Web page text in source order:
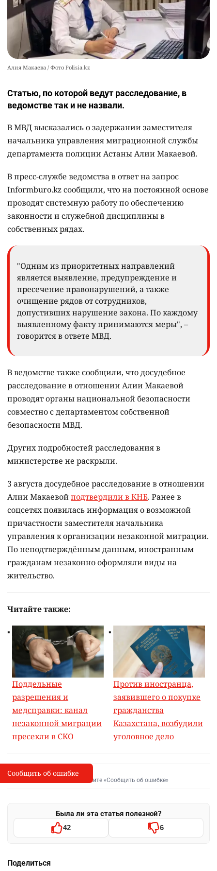
Алия Макаева / Фото Polisia.kz
Статью, по которой ведут расследование, в
ведомстве так и не назвали.
В МВД высказались о задержании заместителя
начальника управления миграционной службы
департамента полиции Астаны Алии Макаевой.
В пресс-службе ведомства в ответ на запрос
Informburo.kz сообщили, что на постоянной основе
проводят системную работу по обеспечению
законности и служебной дисциплины в
собственных рядах.
"Одним из приоритетных направлений
является выявление, предупреждение и
пресечение правонарушений, а также
очищение рядов от сотрудников,
допустивших нарушение закона. По каждому
выявленному факту принимаются меры", –
говорится в ответе МВД.
В ведомстве также сообщили, что досудебное
расследование в отношении Алии Макаевой
проводят органы национальной безопасности
совместно с департаментом собственной
безопасности МВД.
Других подробностей расследования в
министерстве не раскрыли.
3 августа досудебное расследование в отношении
Алии Макаевойподтвердили в КНБ. Ранее в
соцсетях появилась информация о возможной
причастности заместителя начальника
управления к организации незаконной миграции.
По неподтверждённым данным, иностранным
гражданам незаконно оформляли виды на
жительство.
Читайте также:
Поддельные
разрешения и
медсправки: канал
незаконной миграции
пресекли в СКО
Против иностранца,
заявившего о покупке
гражданства
Казахстана, возбудили
уголовное дело
I
Сообщить об опечатке
Выделите фрагмент и нажмите «Сообщить об ошибке»
Была ли эта статья полезной?
42 6
Поделиться
Сообщить об ошибке